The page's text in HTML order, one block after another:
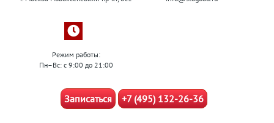
Режим работы:
Пн–Вс: с 9:00 до 21:00
Записаться +7 (495) 132-26-36